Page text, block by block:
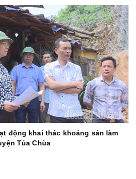
động khai thác khoáng sản làm
Tủa Chùa